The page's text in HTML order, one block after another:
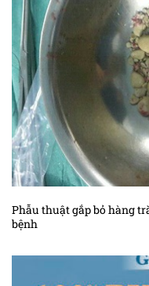
Kiến thức ung thư
Kiến thức ung thư
Kiến thức ung thư
Kiến thức ung thư
Kiến thức ung thư
Kiến thức ung thư
Kiến thức ung thư
Kiến thức ung thư
Phẫu thuật gắp bỏ hàng
bệnh